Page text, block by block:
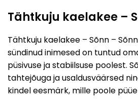
Tähtkuju kaelakee –
Tähtkuju kaelakee – Sõnn –
sündinud inimesed on tuntud
püsivuse ja stabiilsuse poolest.
tahtejõuga ja usaldusväärsed
kindel eesmärk, mille poole